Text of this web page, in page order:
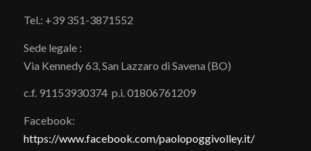
Tel.: +39 351-3871552
Sede legale :
Via Kennedy 63, San Lazzaro di Savena (BO)
c.f. 91153930374 p.i. 01806761209
Facebook:
https://www.facebook.com/paolopoggivolley.it/